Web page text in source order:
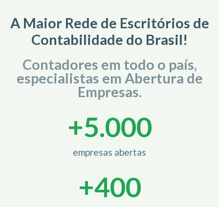
A Maior Rede de Escritórios de
Contabilidade do Brasil!
Contadores em todo o país,
especialistas em Abertura de
Empresas.
empresas abertas
+5.000
+400